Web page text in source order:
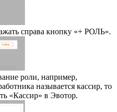
справа кнопку «+ РОЛЬ».
роли, например,
называется кассир, то
«Кассир» в Эвотор.